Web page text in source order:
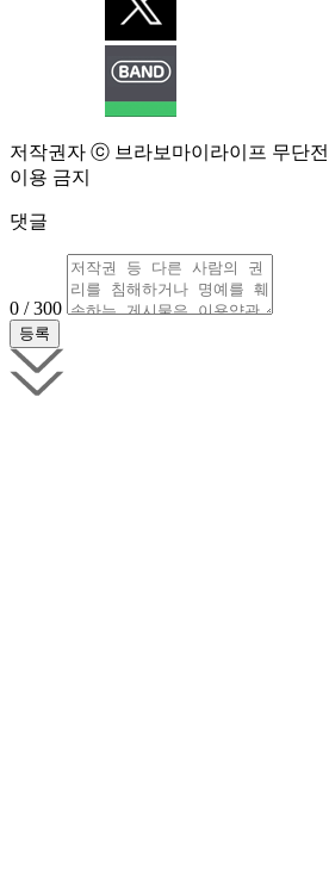
저작권자 ⓒ 브라보마이라이프 무단
이용 금지
댓글
0 / 300